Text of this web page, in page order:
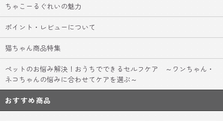
ちゃこーるぐれいの魅力
ポイント・レビューについて
猫ちゃん商品特集
ペットのお悩み解決！おうちでできるセルフケア ～ワンちゃん・
ネコちゃんの悩みに合わせてケアを選ぶ～
おすすめ商品